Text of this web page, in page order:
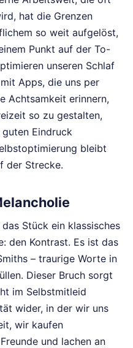
hat die Grenzen
so weit aufgelöst,
Punkt auf der To-
unseren Schlaf
Apps, die uns per
Achtsamkeit erinnern,
so zu gestalten,
Eindruck
bleibt
der Strecke.
Stück ein klassisches
den Kontrast. Es ist das
– traurige Worte in
Dieser Bruch sorgt
im Selbstmitleid
wider, in der wir uns
wir kaufen
und lachen an